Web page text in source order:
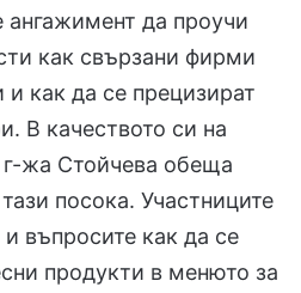
ангажимент да проучи
как свързани фирми
и как да се прецизират
В качеството си на
жа Стойчева обеща
посока. Участниците
въпросите как да се
продукти в менюто за